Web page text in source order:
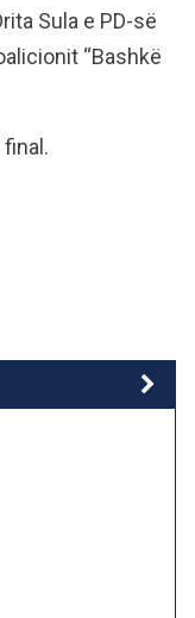
Sula e PD-së
“Bashkë